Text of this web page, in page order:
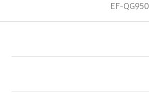
EF-QG950